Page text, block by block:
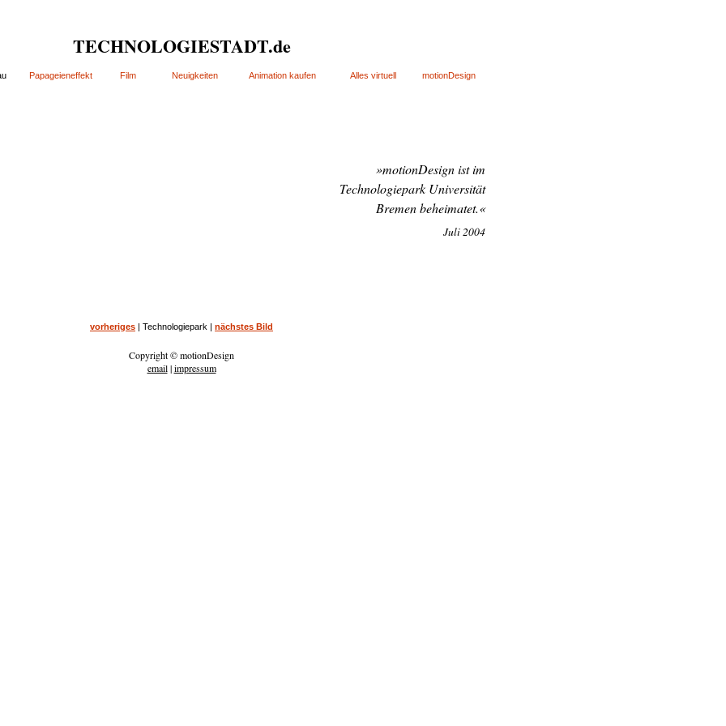
TECHNOLOGIESTADT.de
Papageieneffekt Film Neuigkeiten Animation kaufen Alles virtuell motionDesign
»motionDesign ist im
Technologiepark Universität
Bremen beheimatet.«
Juli 2004
vorheriges | Technologiepark | nächstes Bild
Copyright © motionDesign
email|impressum